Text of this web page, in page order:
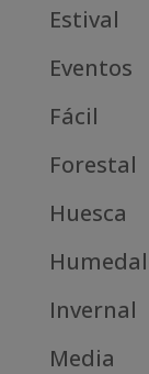
Estival
Eventos
Fácil
Forestal
Huesca
Invernal
Media